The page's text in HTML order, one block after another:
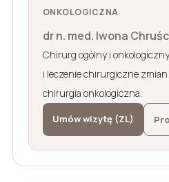
ONKOLOGICZNA
dr n. med. Iwona
Chirurg ogólny i
i leczenie chirurgiczne
chirurgia onkologiczna.
Umów wizytę (ZL)